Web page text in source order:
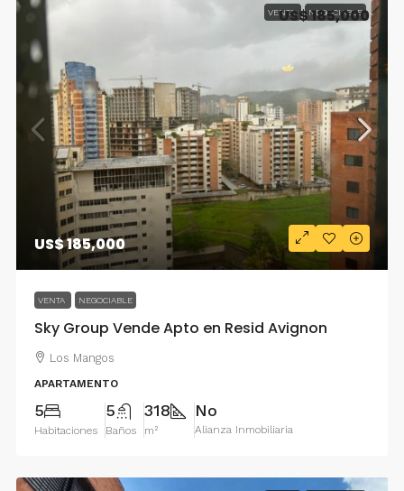
VENTA NEGOCIABLE
US$ 185,000
VENTA NEGOCIABLE
Sky Group Vende Apto en Resid Avignon
US$ 185,000
Los Mangos
APARTAMENTO
5
Habitaciones
5
Baños
318
m²
No
Alianza Inmobiliaria